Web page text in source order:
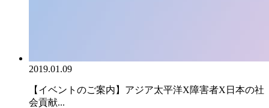
2019.01.09
【イベントのご案内】アジア太平洋X障害者X日本の社
会貢献...